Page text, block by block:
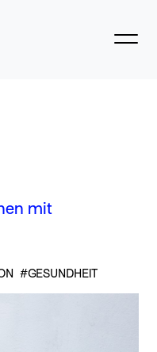
mit
#GESUNDHEIT